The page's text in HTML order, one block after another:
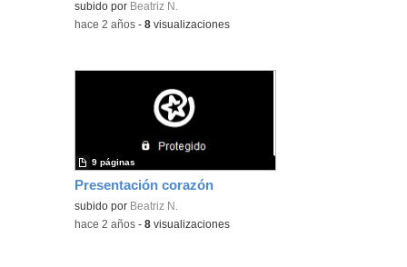
subido por Beatriz N.
-hace 2 años -8 visualizaciones
Presentación corazón
subido por Beatriz N.
9 páginas
-hace 2 años -8 visualizaciones